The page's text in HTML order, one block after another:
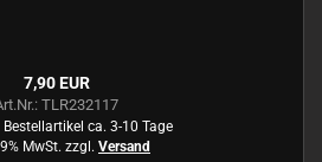
7,90 EUR
TLR232117
Bestellartikel ca. 3-10 Tage
MwSt. zzgl. Versand